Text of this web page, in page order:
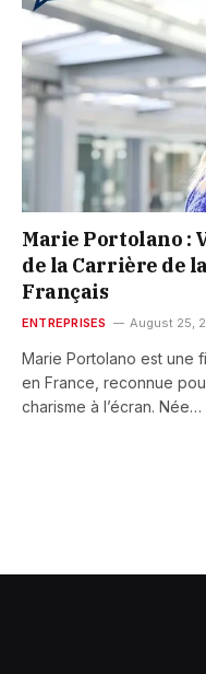
Marie Portolano :
de la Carrière de
Français
ENTREPRISES August 25,
Marie Portolano est une
en France, reconnue
charisme à l’écran. Née…